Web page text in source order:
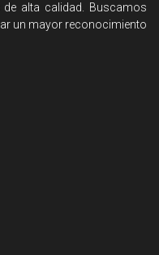
alta calidad. Buscamos
un mayor reconocimiento